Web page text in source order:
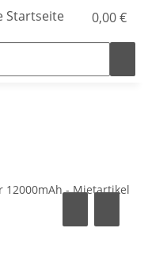
0,00 €